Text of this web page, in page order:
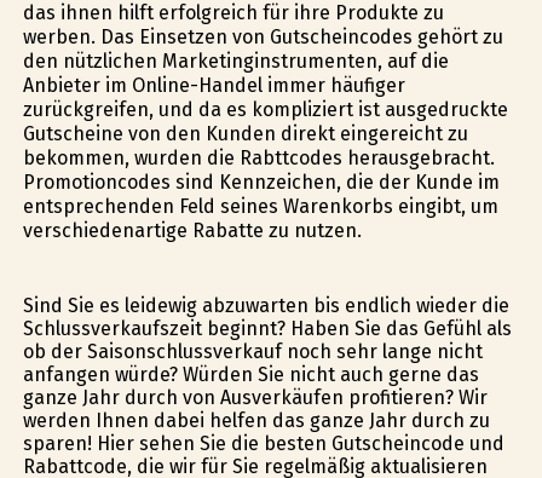
das ihnen hilft erfolgreich für ihre Produkte zu
werben. Das Einsetzen von Gutscheincodes gehört zu
den nützlichen Marketinginstrumenten, auf die
Anbieter im Online-Handel immer häufiger
zurückgreifen, und da es kompliziert ist ausgedruckte
Gutscheine von den Kunden direkt eingereicht zu
bekommen, wurden die Rabttcodes herausgebracht.
Promotioncodes sind Kennzeichen, die der Kunde im
entsprechenden Feld seines Warenkorbs eingibt, um
verschiedenartige Rabatte zu nutzen.
Sind Sie es leidewig abzuwarten bis endlich wieder die
Schlussverkaufszeit beginnt? Haben Sie das Gefühl als
ob der Saisonschlussverkauf noch sehr lange nicht
anfangen würde? Würden Sie nicht auch gerne das
ganze Jahr durch von Ausverkäufen profitieren? Wir
werden Ihnen dabei helfen das ganze Jahr durch zu
sparen! Hier sehen Sie die besten Gutscheincode und
Rabattcode, die wir für Sie regelmäßig aktualisieren